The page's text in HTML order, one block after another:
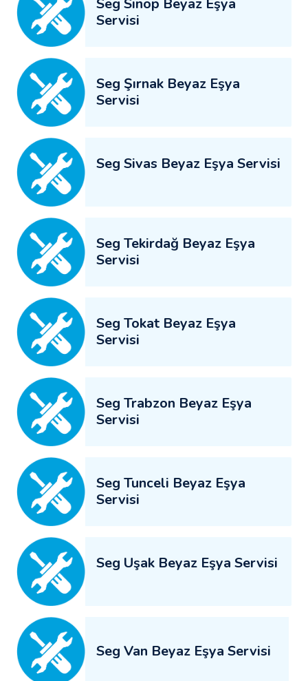
Servisi
Seg Şırnak Beyaz Eşya
Servisi
Seg Sivas Beyaz Eşya Servisi
Seg Tekirdağ Beyaz Eşya
Servisi
Seg Tokat Beyaz Eşya
Servisi
Seg Trabzon Beyaz Eşya
Servisi
Seg Tunceli Beyaz Eşya
Servisi
Seg Uşak Beyaz Eşya Servisi
Seg Van Beyaz Eşya Servisi